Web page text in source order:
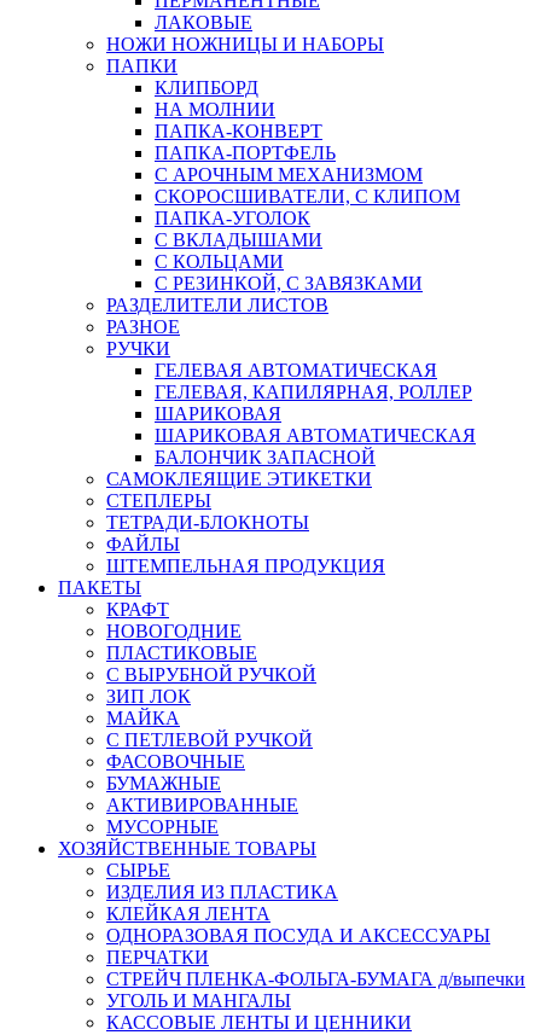
ЛАКОВЫЕ
НОЖИ НОЖНИЦЫ И НАБОРЫ
ПАПКИ
КЛИПБОРД
НА МОЛНИИ
ПАПКА-КОНВЕРТ
ПАПКА-ПОРТФЕЛЬ
С АРОЧНЫМ МЕХАНИЗМОМ
СКОРОСШИВАТЕЛИ, С КЛИПОМ
ПАПКА-УГОЛОК
С ВКЛАДЫШАМИ
С КОЛЬЦАМИ
С РЕЗИНКОЙ, С ЗАВЯЗКАМИ
РАЗДЕЛИТЕЛИ ЛИСТОВ
РАЗНОЕ
РУЧКИ
ГЕЛЕВАЯ АВТОМАТИЧЕСКАЯ
ГЕЛЕВАЯ, КАПИЛЯРНАЯ, РОЛЛЕР
ШАРИКОВАЯ
ШАРИКОВАЯ АВТОМАТИЧЕСКАЯ
БАЛОНЧИК ЗАПАСНОЙ
САМОКЛЕЯЩИЕ ЭТИКЕТКИ
СТЕПЛЕРЫ
ТЕТРАДИ-БЛОКНОТЫ
ФАЙЛЫ
ШТЕМПЕЛЬНАЯ ПРОДУКЦИЯ
ПАКЕТЫ
КРАФТ
НОВОГОДНИЕ
ПЛАСТИКОВЫЕ
С ВЫРУБНОЙ РУЧКОЙ
ЗИП ЛОК
МАЙКА
С ПЕТЛЕВОЙ РУЧКОЙ
ФАСОВОЧНЫЕ
БУМАЖНЫЕ
АКТИВИРОВАННЫЕ
МУСОРНЫЕ
ХОЗЯЙСТВЕННЫЕ ТОВАРЫ
СЫРЬЕ
ИЗДЕЛИЯ ИЗ ПЛАСТИКА
КЛЕЙКАЯ ЛЕНТА
ОДНОРАЗОВАЯ ПОСУДА И АКСЕССУАРЫ
ПЕРЧАТКИ
СТРЕЙЧ ПЛЕНКА-ФОЛЬГА-БУМАГА д/выпечки
УГОЛЬ И МАНГАЛЫ
КАССОВЫЕ ЛЕНТЫ И ЦЕННИКИ